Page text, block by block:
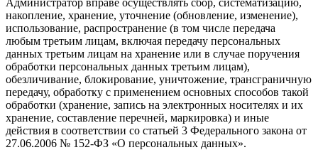
накопление, хранение, уточнение (обновление, изменение),
использование, распространение (в том числе передача
любым третьим лицам, включая передачу персональных
данных третьим лицам на хранение или в случае поручения
обработки персональных данных третьим лицам),
обезличивание, блокирование, уничтожение, трансграничную
передачу, обработку с применением основных способов такой
обработки (хранение, запись на электронных носителях и их
хранение, составление перечней, маркировка) и иные
действия в соответствии со статьей 3 Федерального закона от
27.06.2006 № 152-ФЗ «О персональных данных».